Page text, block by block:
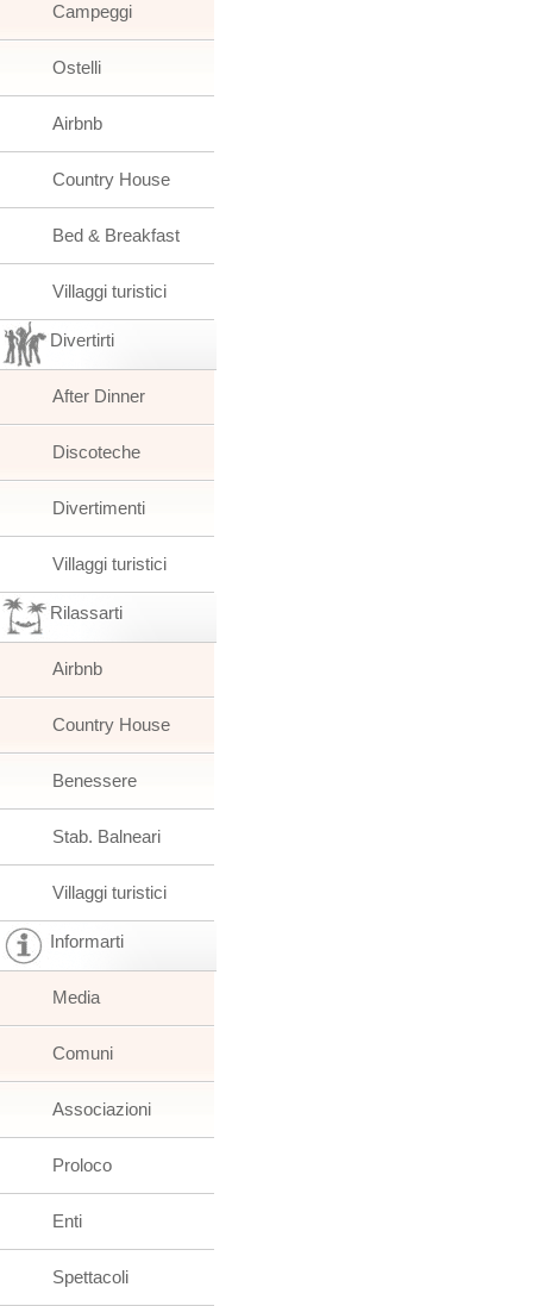
Campeggi
Ostelli
Airbnb
Country House
Bed & Breakfast
Villaggi turistici
Divertirti
After Dinner
Discoteche
Divertimenti
Villaggi turistici
Rilassarti
Airbnb
Country House
Benessere
Stab. Balneari
Villaggi turistici
Informarti
Media
Comuni
Associazioni
Proloco
Enti
Spettacoli